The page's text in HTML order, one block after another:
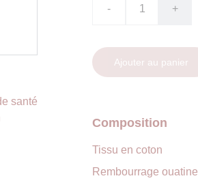
santé
- +
Ajouter au panier
Composition
Tissu en coton
Rembourrage ouatine